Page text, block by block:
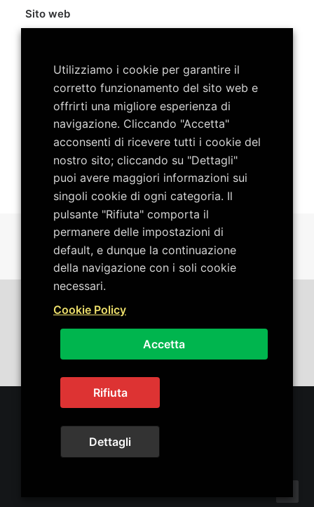
Sito web
Salva il mio nome, email e sito web in questo browser
per la prossima volta che commento.
Invia email
Privacy Policy| Cookie Policy
© 2026 Red Volver Rock VOICE. Tutti i diritti riservati
Utilizziamo i cookie per garantire il
corretto funzionamento del sito web e
offrirti una migliore esperienza di
navigazione. Cliccando "Accetta"
acconsenti di ricevere tutti i cookie del
nostro sito; cliccando su "Dettagli"
puoi avere maggiori informazioni sui
singoli cookie di ogni categoria. Il
pulsante "Rifiuta" comporta il
permanere delle impostazioni di
default, e dunque la continuazione
della navigazione con i soli cookie
necessari.
Cookie Policy
Accetta
Rifiuta
Dettagli